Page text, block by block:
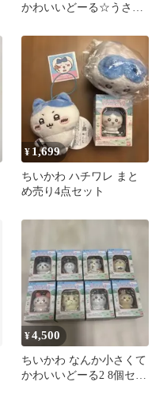
かわいいどーる☆うさぎ
¥ 1,699
ちいかわ ハチワレ まと
め売り4点セット
¥4,500
ちいかわ なんか小さくて
かわいいどーる2 8個セッ